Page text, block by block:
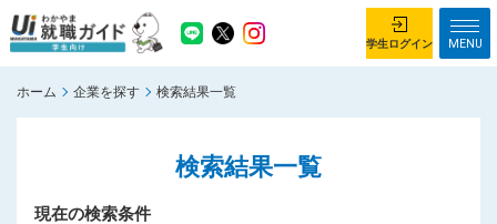
企業を探す
がっつり就業体験コース
学生ログイン MENU
ホーム 企業を探す 検索結果一覧
検索結果一覧
現在の検索条件